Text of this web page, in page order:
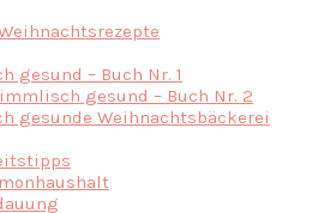
gesund – Buch Nr. 1
gesund – Buch Nr. 2
gesunde Weihnachtsbäckerei